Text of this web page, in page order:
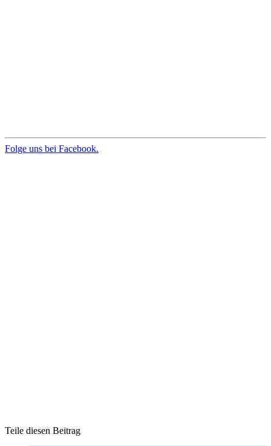
Folge uns bei Facebook.
Teile diesen Beitrag